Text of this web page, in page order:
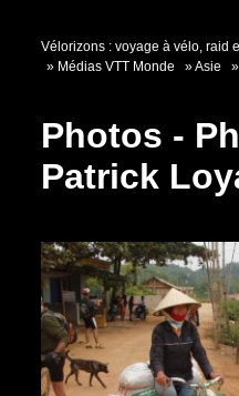
Vélorizons : voyage à vélo, raid
Médias VTT Monde
Asie
Photos -
Patrick